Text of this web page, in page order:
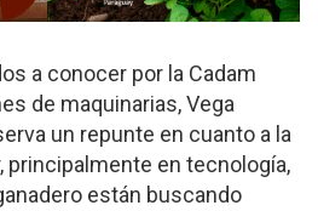
a conocer por la Cadam
de maquinarias, Vega
un repunte en cuanto a la
principalmente en tecnología,
están buscando